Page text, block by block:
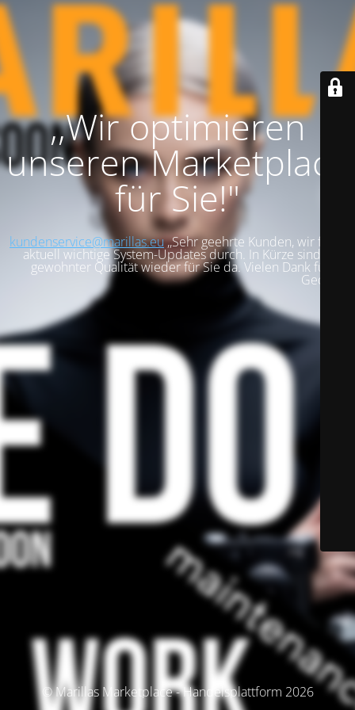
,,Wir optimieren
unseren Marketplace
für Sie!"
kundenservice@marillas.eu,,Sehr geehrte Kunden, wir führen
aktuell wichtige System-Updates durch. In Kürze sind wir in
gewohnter Qualität wieder für Sie da. Vielen Dank für Ihre
Geduld!".
© Marillas Marketplace - Handelsplattform 2026